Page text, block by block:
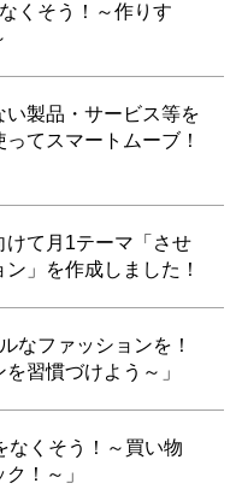
くそう！～作りす
い製品・サービス等を
てスマートムーブ！
けて月1テーマ「させ
」を作成しました！
なファッションを！
習慣づけよう～」
なくそう！～買い物
！～​​​​​」​​​​​​